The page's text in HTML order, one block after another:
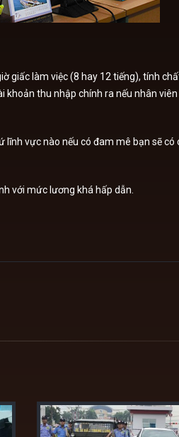
giấc làm việc (8 hay 12 tiếng), tính
thu nhập chính ra nếu nhân
vực nào nếu có đam mê bạn sẽ
với mức lương khá hấp dẫn.